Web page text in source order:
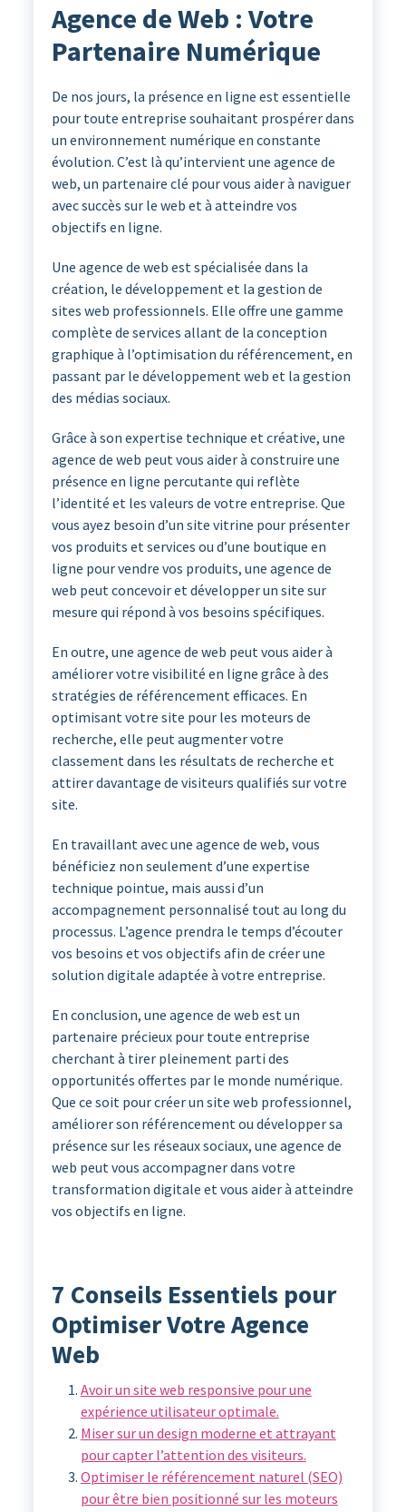
Agence de Web : Votre
Partenaire Numérique
De nos jours, la présence en ligne est essentielle
pour toute entreprise souhaitant prospérer dans
un environnement numérique en constante
évolution. C’est là qu’intervient une agence de
web, un partenaire clé pour vous aider à naviguer
avec succès sur le web et à atteindre vos
objectifs en ligne.
Une agence de web est spécialisée dans la
création, le développement et la gestion de
sites web professionnels. Elle offre une gamme
complète de services allant de la conception
graphique à l’optimisation du référencement, en
passant par le développement web et la gestion
des médias sociaux.
Grâce à son expertise technique et créative, une
agence de web peut vous aider à construire une
présence en ligne percutante qui reflète
l’identité et les valeurs de votre entreprise. Que
vous ayez besoin d’un site vitrine pour présenter
vos produits et services ou d’une boutique en
ligne pour vendre vos produits, une agence de
web peut concevoir et développer un site sur
mesure qui répond à vos besoins spécifiques.
En outre, une agence de web peut vous aider à
améliorer votre visibilité en ligne grâce à des
stratégies de référencement efficaces. En
optimisant votre site pour les moteurs de
recherche, elle peut augmenter votre
classement dans les résultats de recherche et
attirer davantage de visiteurs qualifiés sur votre
site.
En travaillant avec une agence de web, vous
bénéficiez non seulement d’une expertise
technique pointue, mais aussi d’un
accompagnement personnalisé tout au long du
processus. L’agence prendra le temps d’écouter
vos besoins et vos objectifs afin de créer une
solution digitale adaptée à votre entreprise.
En conclusion, une agence de web est un
partenaire précieux pour toute entreprise
cherchant à tirer pleinement parti des
opportunités offertes par le monde numérique.
Que ce soit pour créer un site web professionnel,
améliorer son référencement ou développer sa
présence sur les réseaux sociaux, une agence de
web peut vous accompagner dans votre
transformation digitale et vous aider à atteindre
vos objectifs en ligne.
7 Conseils Essentiels pour
Optimiser Votre Agence
Web
Avoir un site web responsive pour une
expérience utilisateur optimale.
Miser sur un design moderne et attrayant
pour capter l’attention des visiteurs.
Optimiser le référencement naturel (SEO)
pour être bien positionné sur les moteurs